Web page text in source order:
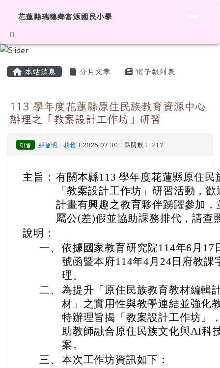
花蓮縣瑞穗鄉富源國民小學
本站消息 分月文章 電子報列表
113 學年度花蓮縣原住民族教育資源中心
辦理之「教案設計工作坊」研習
研習 彭智明 - 教務| 2025-07-30 | 點閱數： 217
主旨： 有關本縣113 學年度花蓮縣原住
「教案設計工作坊」研習活動，
計畫有興趣之教育夥伴踴躍參加
屬公(差)假並協助課務排代，請查
說明：
一、 依據國家教育研究院114年6月17
號函暨本府114年4月24日府教課
理。
二、 為提升「原住民族教育教材編輯
材」之實用性與教學連結並強化
特辦理旨揭「教案設計工作坊」
助教師融合原住民族文化與AI科
案。
三、 本次工作坊資訊如下：